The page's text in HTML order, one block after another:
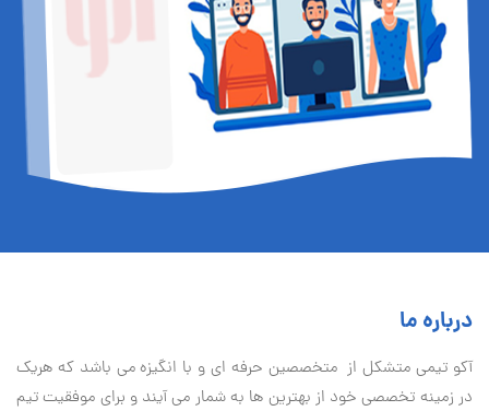
درباره ما
آكو تيمی متشکل از متخصصین حرفه ای و با انگیزه می باشد که هریک
در زمینه تخصصی خود از بهترین ها به شمار می آیند و برای موفقیت تيم